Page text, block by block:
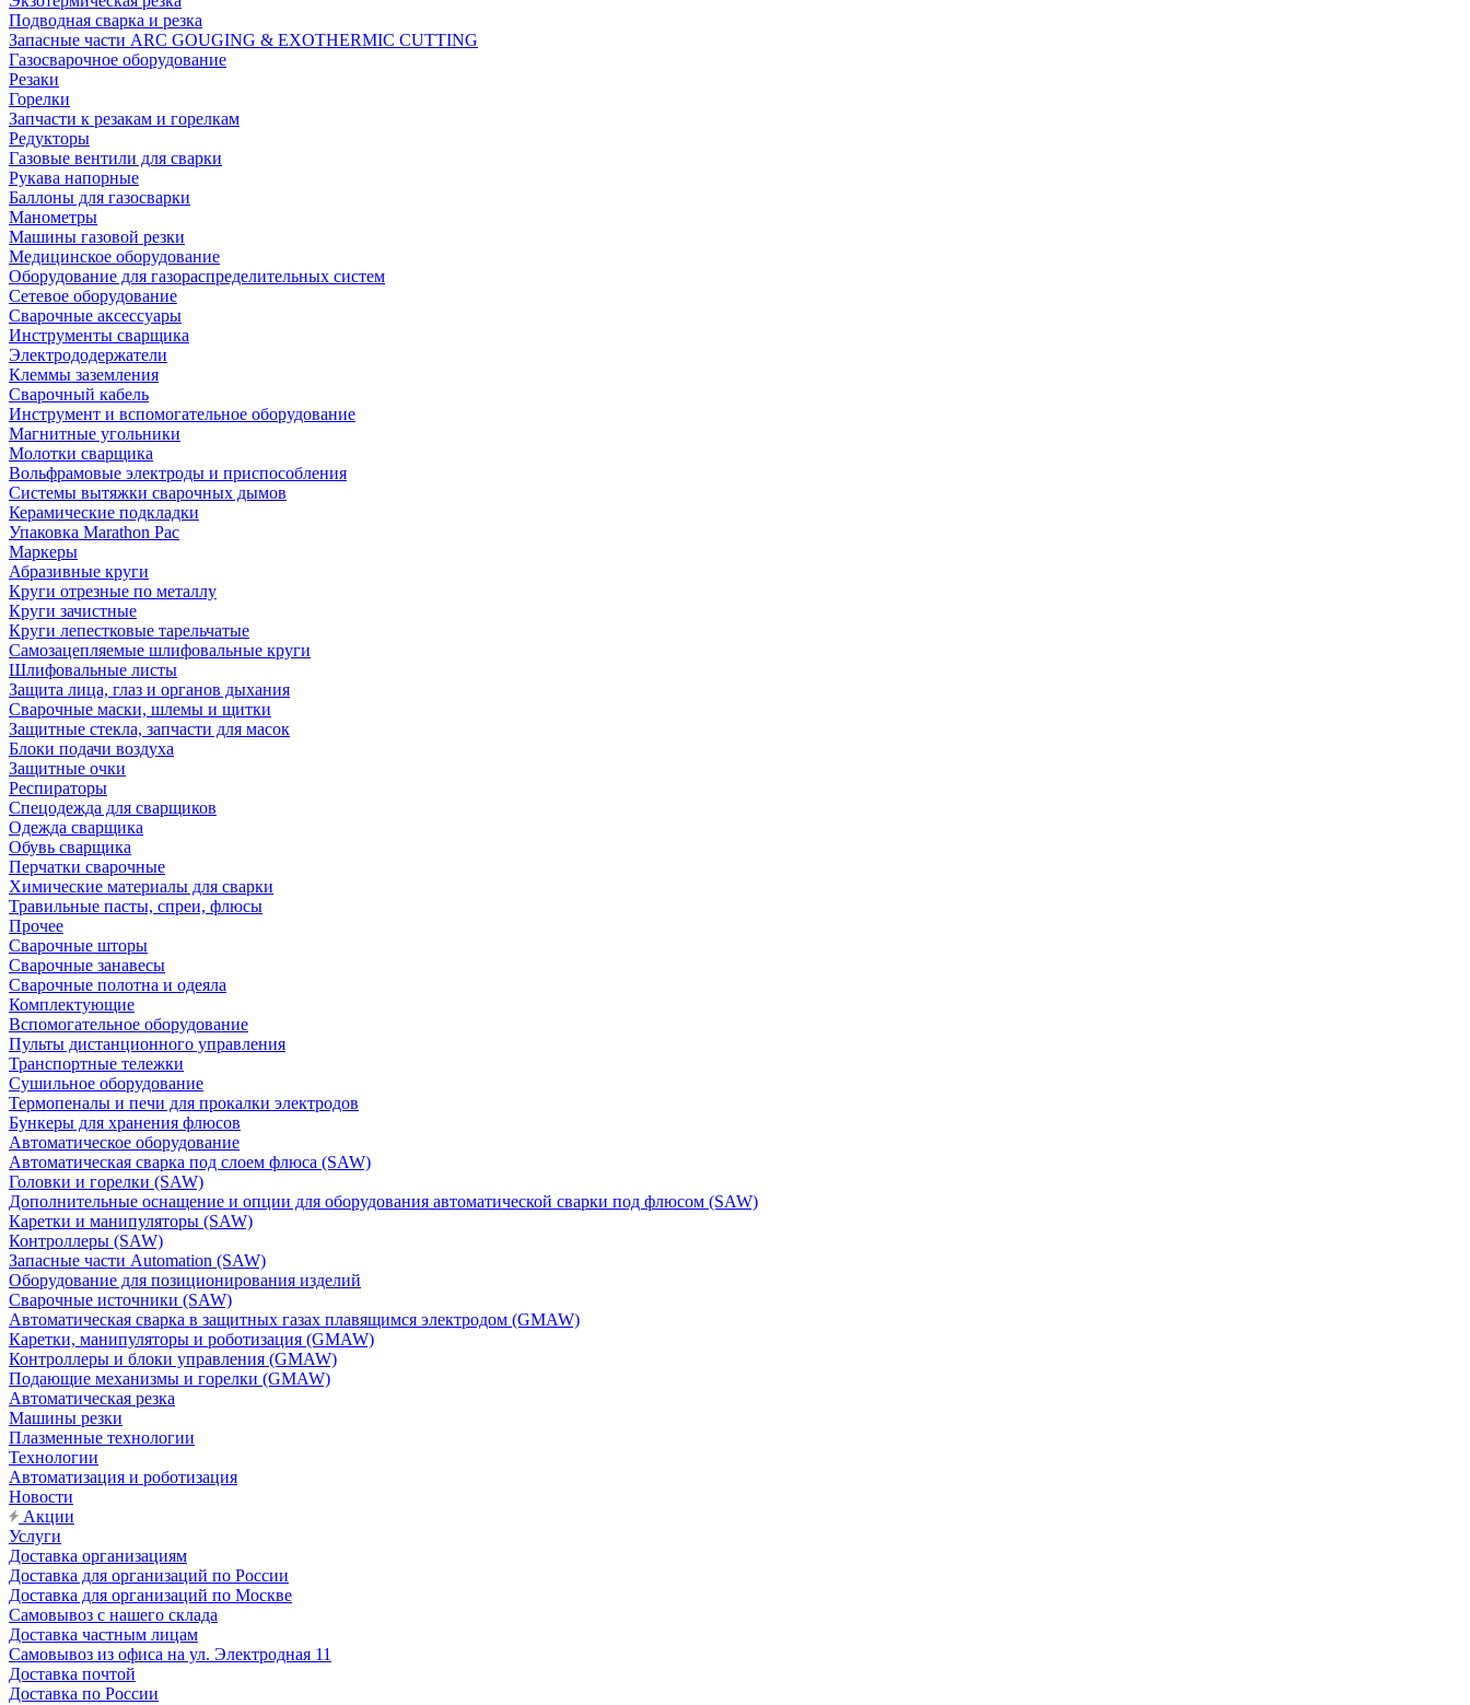
Подводная сварка и резка
Запасные части ARC GOUGING & EXOTHERMIC CUTTING
Газосварочное оборудование
Резаки
Горелки
Запчасти к резакам и горелкам
Редукторы
Газовые вентили для сварки
Рукава напорные
Баллоны для газосварки
Манометры
Машины газовой резки
Медицинское оборудование
Оборудование для газораспределительных систем
Сетевое оборудование
Сварочные аксессуары
Инструменты сварщика
Электрододержатели
Клеммы заземления
Сварочный кабель
Инструмент и вспомогательное оборудование
Магнитные угольники
Молотки сварщика
Вольфрамовые электроды и приспособления
Системы вытяжки сварочных дымов
Керамические подкладки
Упаковка Marathon Pac
Маркеры
Абразивные круги
Круги отрезные по металлу
Круги зачистные
Круги лепестковые тарельчатые
Самозацепляемые шлифовальные круги
Шлифовальные листы
Защита лица, глаз и органов дыхания
Сварочные маски, шлемы и щитки
Защитные стекла, запчасти для масок
Блоки подачи воздуха
Защитные очки
Респираторы
Спецодежда для сварщиков
Одежда сварщика
Обувь сварщика
Перчатки сварочные
Химические материалы для сварки
Травильные пасты, спреи, флюсы
Прочее
Сварочные шторы
Сварочные занавесы
Сварочные полотна и одеяла
Комплектующие
Вспомогательное оборудование
Пульты дистанционного управления
Транспортные тележки
Сушильное оборудование
Термопеналы и печи для прокалки электродов
Бункеры для хранения флюсов
Автоматическое оборудование
Автоматическая сварка под слоем флюса (SAW)
Головки и горелки (SAW)
Дополнительные оснащение и опции для оборудования автоматической сварки под флюсом (SAW)
Каретки и манипуляторы (SAW)
Контроллеры (SAW)
Запасные части Automation (SAW)
Оборудование для позиционирования изделий
Сварочные источники (SAW)
Автоматическая сварка в защитных газах плавящимся электродом (GMAW)
Каретки, манипуляторы и роботизация (GMAW)
Контроллеры и блоки управления (GMAW)
Подающие механизмы и горелки (GMAW)
Автоматическая резка
Машины резки
Плазменные технологии
Технологии
Автоматизация и роботизация
Новости
Акции
Услуги
Доставка организациям
Доставка для организаций по России
Доставка для организаций по Москве
Самовывоз с нашего склада
Доставка частным лицам
Самовывоз из офиса на ул. Электродная 11
Доставка почтой
Доставка по России